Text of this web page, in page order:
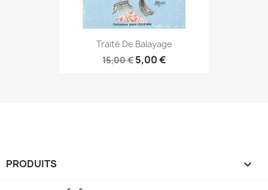
Traité De Balayage
15,00 € 5,00 €
PRODUITS 